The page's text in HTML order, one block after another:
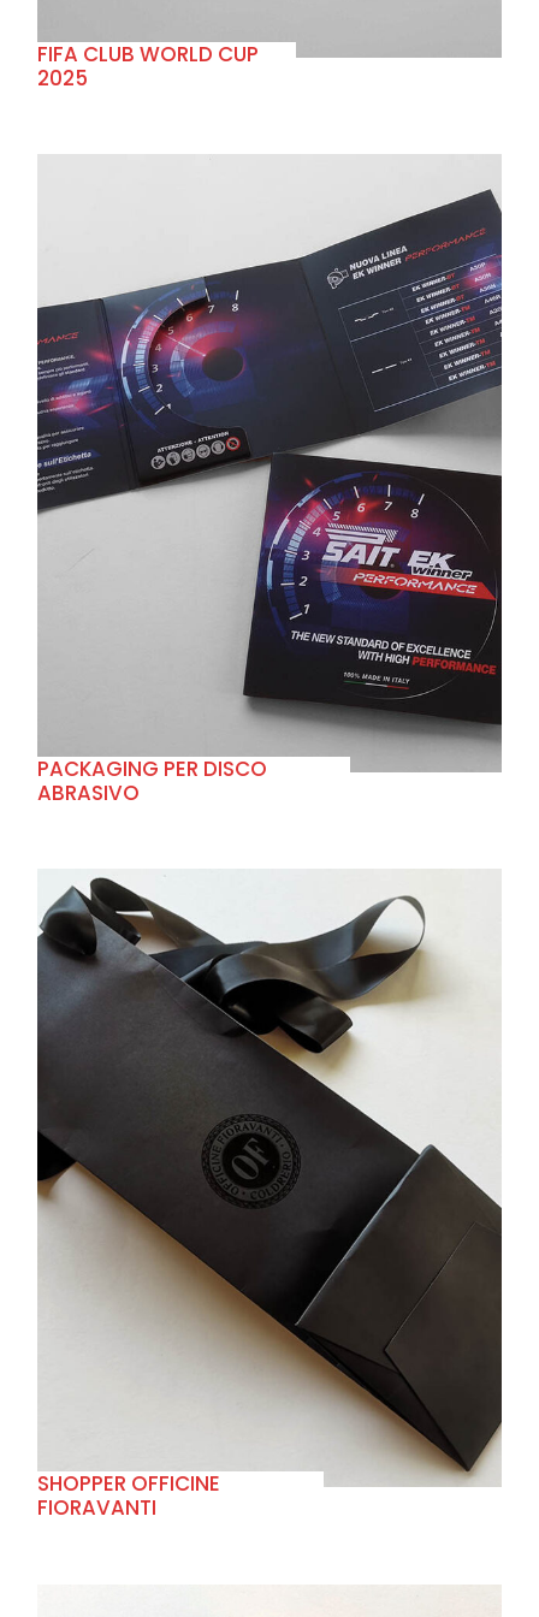
FIFA CLUB WORLD CUP
2025
+
PACKAGING PER DISCO
ABRASIVO
SHOPPER OFFICINE
FIORAVANTI